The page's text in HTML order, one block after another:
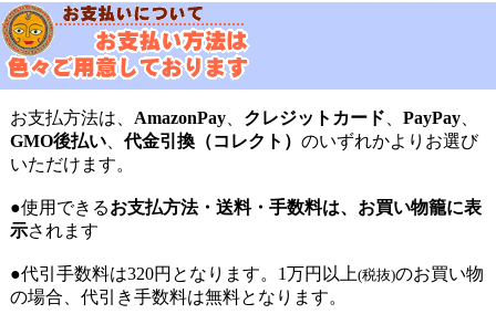
お支払方法は、 AmazonPay、 クレジットカード PayPay、
GMO後払い、代金引換（コレクト） のいずれかよりお選び
いただけます。
●使用できるお支払方法・送料・手数料は、お買い物籠に表
示されます
●代引手数料は320円となります。1万円以上(税抜)のお買い物
の場合、代引き手数料は無料となります。